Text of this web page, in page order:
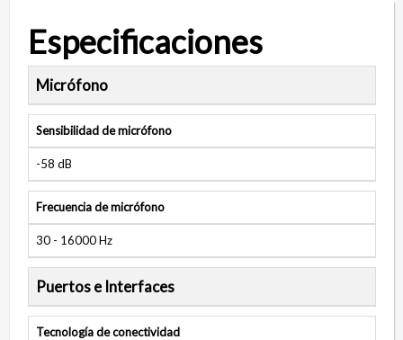
Especificaciones
Micrófono
Sensibilidad de micrófono
-58 dB
Frecuencia de micrófono
30 - 16000 Hz
Puertos e Interfaces
Tecnología de conectividad